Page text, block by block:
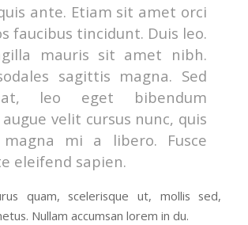
ante. Etiam sit amet orci
faucibus tincidunt. Duis leo.
mauris sit amet nibh.
sagittis magna. Sed
leo eget bibendum
augue velit cursus nunc, quis
magna mi a libero. Fusce
eleifend sapien.
quam, scelerisque ut, mollis sed,
Nullam accumsan lorem in du.